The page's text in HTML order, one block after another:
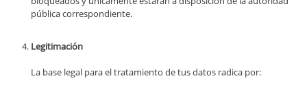
pública correspondiente.
Legitimación
La base legal para el tratamiento de tus datos radica por: